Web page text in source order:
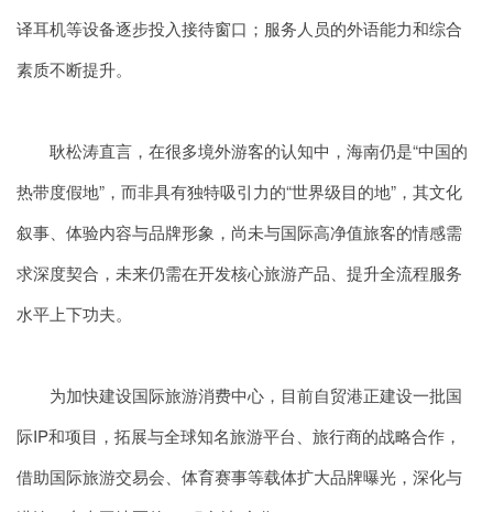
译耳机等设备逐步投入接待窗口；服务人员的外语能力和综合
素质不断提升。
耿松涛直言，在很多境外游客的认知中，海南仍是“中国的
热带度假地”，而非具有独特吸引力的“世界级目的地”，其文化
叙事、体验内容与品牌形象，尚未与国际高净值旅客的情感需
求深度契合，未来仍需在开发核心旅游产品、提升全流程服务
水平上下功夫。
为加快建设国际旅游消费中心，目前自贸港正建设一批国
际IP和项目，拓展与全球知名旅游平台、旅行商的战略合作，
借助国际旅游交易会、体育赛事等载体扩大品牌曝光，深化与